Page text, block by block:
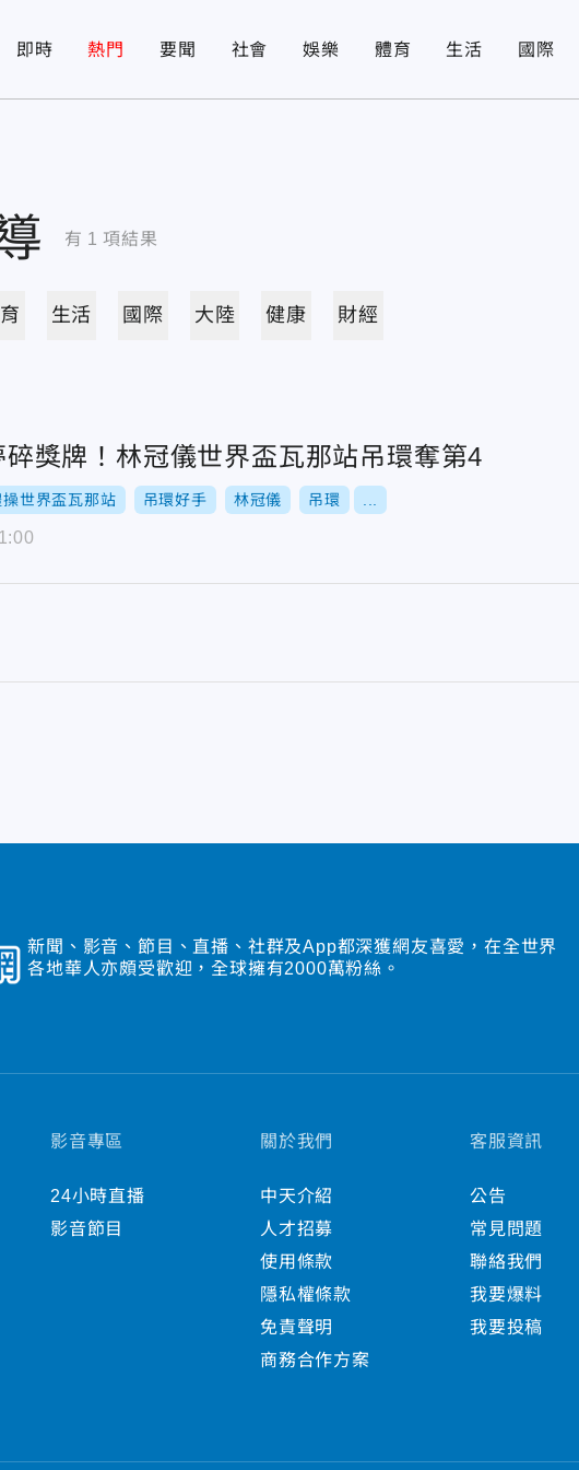
即時 熱門 要聞 社會 娛樂 體育 生活 國際
有 1 項結果
生活 國際 大陸 健康 財經
獎牌！林冠儀世界盃瓦那站吊環奪第4
操世界盃瓦那站 吊環好手 林冠儀 吊環
新聞、影音、節目、直播、社群及App都深獲網友喜愛，在全世界
各地華人亦頗受歡迎，全球擁有2000萬粉絲。
影音專區
24小時直播
影音節目
關於我們
中天介紹
人才招募
使用條款
隱私權條款
免責聲明
商務合作方案
客服資訊
公告
常見問題
聯絡我們
我要爆料
我要投稿